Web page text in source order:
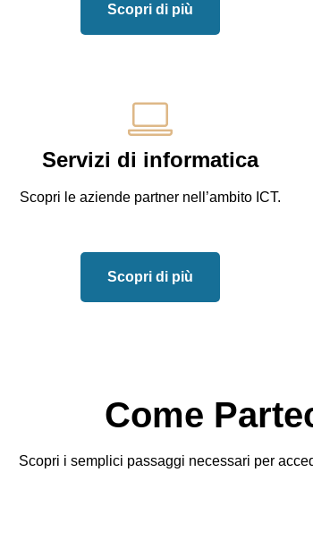
Scopri di più
Servizi di informatica
Scopri le aziende partner nell’ambito ICT.
Scopri di più
Come
Scopri i semplici passaggi necessari per